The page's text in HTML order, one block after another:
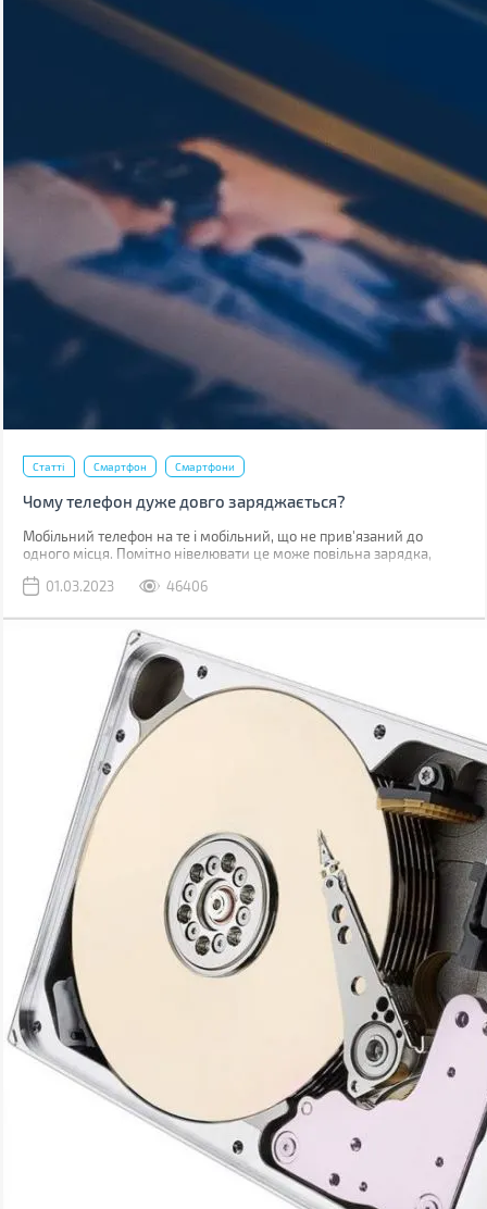
Статті Смартфон Смартфони
Чому телефон дуже довго заряджається?
Мобільний телефон на те і мобільний, що не прив'язаний до
одного місця. Помітно нівелювати це може повільна зарядка,
01.03.2023
46406